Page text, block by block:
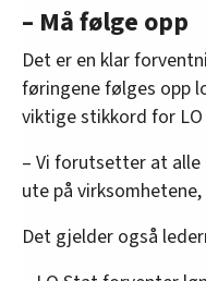
– Må følge opp
Det er en klar
føringene følges opp
viktige stikkord for
– Vi forutsetter at alle
ute på virksomhetene,
Det gjelder også